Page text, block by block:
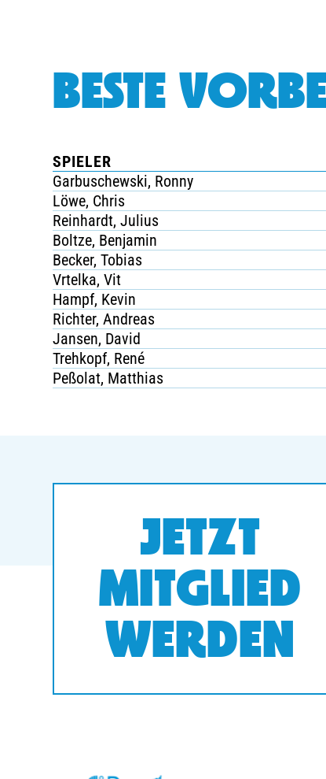
BESTE
SPIELER
Garbuschewski, Ronny
Löwe, Chris
Reinhardt, Julius
Boltze, Benjamin
Becker, Tobias
Vrtelka, Vit
Hampf, Kevin
Richter, Andreas
Jansen, David
Trehkopf, René
Peßolat, Matthias
JETZT
MITGLIED
WERDEN